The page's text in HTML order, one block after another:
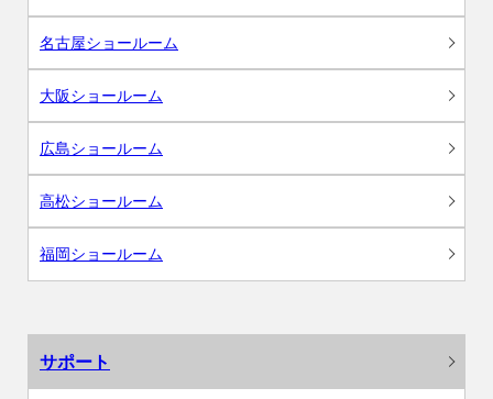
名古屋ショールーム
大阪ショールーム
広島ショールーム
高松ショールーム
福岡ショールーム
サポート